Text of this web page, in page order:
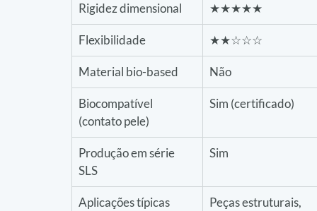
Rigidez dimensional ★★★★★
Flexibilidade ★★☆☆☆
Material bio-based Não
Biocompatível
(contato pele)
Sim (certificado)
Produção em série
SLS
Sim
Aplicações típicas
Peças estruturais,